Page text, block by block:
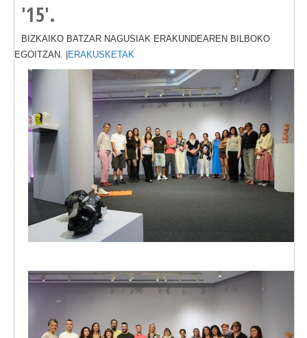
'15'.
BIZKAIKO BATZAR NAGUSIAK ERAKUNDEAREN BILBOKO
EGOITZAN. |
ERAKUSKETAK